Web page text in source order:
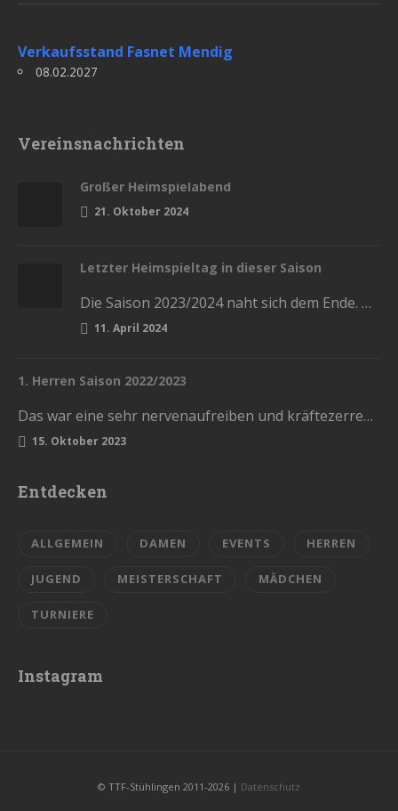
Verkaufsstand Fasnet Mendig
08.02.2027
Vereinsnachrichten
Großer Heimspielabend
21. Oktober 2024
Letzter Heimspieltag in dieser Saison
Die Saison 2023/2024 naht sich dem Ende. Diesen Samstag haben wir die letzten Heimspiele in der Stadthalle. Kommt und lasst…
11. April 2024
1. Herren Saison 2022/2023
Das war eine sehr nervenaufreiben und kräftezerrende Saison. Mit einem Ende, womit wir nicht gerechnet hatten. Die Vorrunde schlossen wir…
15. Oktober 2023
Entdecken
ALLGEMEIN DAMEN EVENTS HERREN
JUGEND MEISTERSCHAFT MÄDCHEN
TURNIERE
Instagram
© TTF-Stühlingen 2011-2026 | Datenschutz